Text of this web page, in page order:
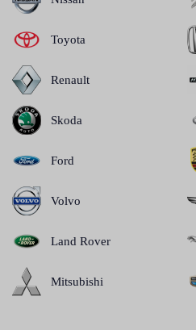
Toyota
Renault
Skoda
Ford
Volvo
Land Rover
Mitsubishi